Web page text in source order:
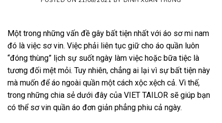
Một trong những vấn đề gây bất tiện nhất với áo sơ mi nam
đó là việc sơ vin. Việc phải liên tục giữ cho áo quần luôn
“đóng thùng” lịch sự suốt ngày làm việc hoặc bữa tiệc là
tương đối mệt mỏi. Tuy nhiên, chẳng ai lại vì sự bất tiện này
mà muốn để áo ngoài quần một cách xộc xệch cả. Vì thế,
trong những chia sẻ dưới đây của VIET TAILOR sẽ giúp bạn
có thể sơ vin quần áo đơn giản phẳng phiu cả ngày.